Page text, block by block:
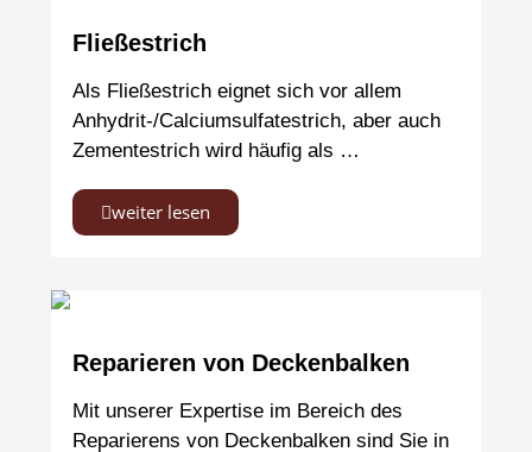
Fließestrich
Als Fließestrich eignet sich vor allem
Anhydrit-/Calciumsulfatestrich, aber auch
Zementestrich wird häufig als …
weiter lesen
Reparieren von Deckenbalken
Mit unserer Expertise im Bereich des
Reparierens von Deckenbalken sind Sie in